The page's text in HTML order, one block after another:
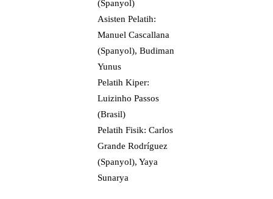
(Spanyol)
Asisten Pelatih:
Manuel Cascallana
(Spanyol), Budiman
Yunus
Pelatih Kiper:
Luizinho Passos
(Brasil)
Pelatih Fisik: Carlos
Grande Rodríguez
(Spanyol), Yaya
Sunarya